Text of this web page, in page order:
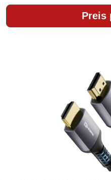
Preis